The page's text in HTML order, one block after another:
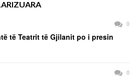
0
të Teatrit të Gjilanit po i presin
0